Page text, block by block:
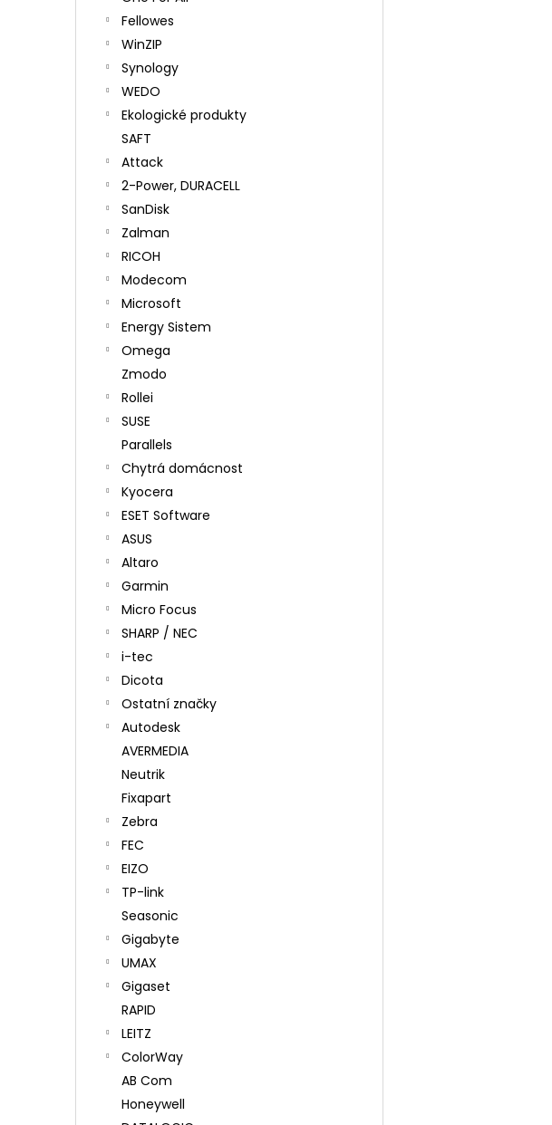
Fellowes
WinZIP
Synology
WEDO
Ekologické produkty
SAFT
Attack
2-Power, DURACELL
SanDisk
Zalman
RICOH
Modecom
Microsoft
Energy Sistem
Omega
Zmodo
Rollei
SUSE
Parallels
Chytrá domácnost
Kyocera
ESET Software
ASUS
Altaro
Garmin
Micro Focus
SHARP / NEC
i-tec
Dicota
Ostatní značky
Autodesk
AVERMEDIA
Neutrik
Fixapart
Zebra
FEC
EIZO
TP-link
Seasonic
Gigabyte
UMAX
Gigaset
RAPID
LEITZ
ColorWay
AB Com
Honeywell